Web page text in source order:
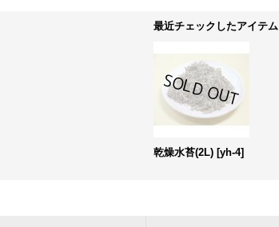
最近チェックしたアイテム
乾燥水苔(2L) [yh-4]